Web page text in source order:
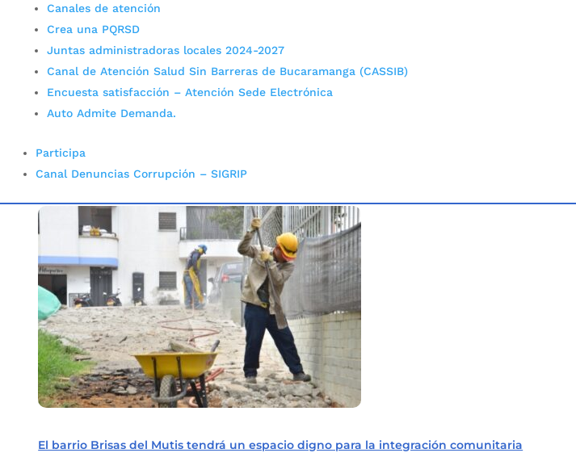
Canales de atención
Crea una PQRSD
Juntas administradoras locales 2024-2027
Canal de Atención Salud Sin Barreras de Bucaramanga (CASSIB)
Encuesta satisfacción – Atención Sede Electrónica
Auto Admite Demanda.
Participa
Canal Denuncias Corrupción – SIGRIP
Etiqueta: brisas del mutis
El barrio Brisas del Mutis tendrá un espacio digno para la integración comunitaria